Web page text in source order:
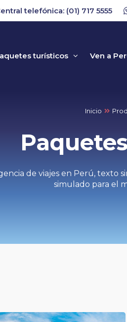
telefónica: (01) 717 5555
turísticos Ven a
Inicio
de viajes en Perú, texto
simulado para el